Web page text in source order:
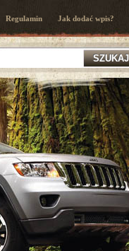
Regulamin Jak dodać wpis?